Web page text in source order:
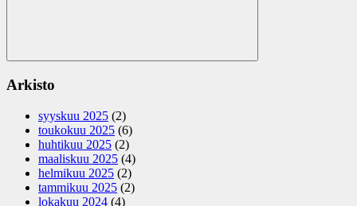
Search
Arkisto
syyskuu 2025 (2)
toukokuu 2025 (6)
huhtikuu 2025 (2)
maaliskuu 2025 (4)
helmikuu 2025 (2)
tammikuu 2025 (2)
lokakuu 2024 (4)